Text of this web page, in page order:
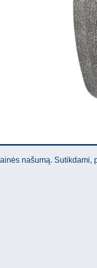
našumą. Sutikdami,